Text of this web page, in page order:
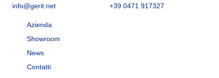
info@gerit.net
+39 0471 917327
Azienda
Showroom
News
Contatti